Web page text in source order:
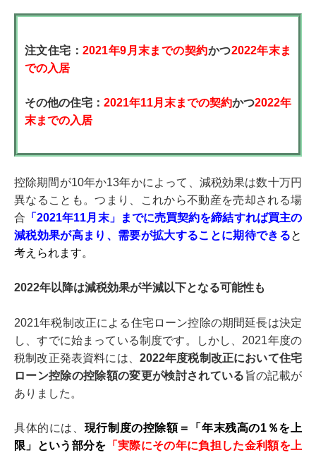
注文住宅：2021年9月末までの契約かつ2022年末ま
での入居
その他の住宅： 2021年11月末までの契約かつ2022年
末までの入居
控除期間が10年か13年かによって、減税効果は数十万円
異なることも。つまり、これから不動産を売却される場
合 「2021年11月末」までに売買契約を締結すれば買主の
減税効果が高まり、需要が拡大することに期待できると
考えられます。
2022年以降は減税効果が半減以下となる可能性も
2021年税制改正による住宅ローン控除の期間延長は決定
し、すでに始まっている制度です。しかし、2021年度の
税制改正発表資料には、 2022年度税制改正において住宅
ローン控除の控除額の変更が検討されている 旨の記載が
ありました。
具体的には、 現行制度の控除額＝「年末残高の1％を上
限」という部分を 「実際にその年に負担した金利額を上